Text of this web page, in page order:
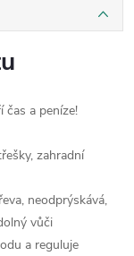
čas a peníze!
zahradní
neodprýskává,
vůči
a reguluje